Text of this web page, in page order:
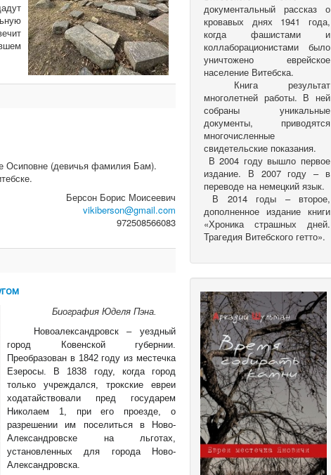
Осиповне (девичья фамилия Бам).
Берсон Борис Моисеевич
vikiberson@gmail.com
972508566083
Биография Юделя Пэна.
Новоалександровск – уездный
город Ковенской губернии.
Преобразован в 1842 году из местечка
Езеросы. В 1838 году, когда город
только учреждался, трокские евреи
ходатайствовали пред государем
Николаем 1, при его проезде, о
разрешении им поселиться в Ново-
Александровске на льготах,
установленных для города Ново-
Александровска.
документальный рассказ о
кровавых днях 1941 года,
когда фашистами и
коллаборационистами было
уничтожено еврейское
население Витебска.
Книга результат
многолетней работы. В ней
собраны уникальные
документы, приводятся
многочисленные
свидетельские показания.
В 2004 году вышло первое
издание. В 2007 году – в
переводе на немецкий язык.
В 2014 годы – второе,
дополненное издание книги
«Хроника страшных дней.
Трагедия Витебского гетто».